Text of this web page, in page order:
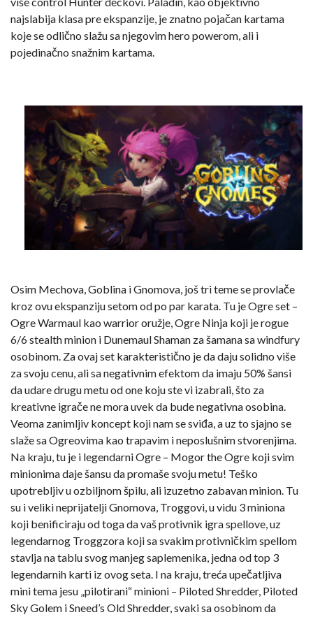
najslabija klasa pre ekspanzije, je znatno pojačan kartama
koje se odlično slažu sa njegovim hero powerom, ali i
pojedinačno snažnim kartama.
Osim Mechova, Goblina i Gnomova, još tri teme se provlače
kroz ovu ekspanziju setom od po par karata. Tu je Ogre set –
Ogre Warmaul kao warrior oružje, Ogre Ninja koji je rogue
6/6 stealth minion i Dunemaul Shaman za šamana sa windfury
osobinom. Za ovaj set karakteristično je da daju solidno više
za svoju cenu, ali sa negativnim efektom da imaju 50% šansi
da udare drugu metu od one koju ste vi izabrali, što za
kreativne igrače ne mora uvek da bude negativna osobina.
Veoma zanimljiv koncept koji nam se sviđa, a uz to sjajno se
slaže sa Ogreovima kao trapavim i neposlušnim stvorenjima.
Na kraju, tu je i legendarni Ogre – Mogor the Ogre koji svim
minionima daje šansu da promaše svoju metu! Teško
upotrebljiv u ozbiljnom špilu, ali izuzetno zabavan minion. Tu
su i veliki neprijatelji Gnomova, Troggovi, u vidu 3 miniona
koji benificiraju od toga da vaš protivnik igra spellove, uz
legendarnog Troggzora koji sa svakim protivničkim spellom
stavlja na tablu svog manjeg saplemenika, jedna od top 3
legendarnih karti iz ovog seta. I na kraju, treća upečatljiva
mini tema jesu „pilotirani“ minioni – Piloted Shredder, Piloted
Sky Golem i Sneed’s Old Shredder, svaki sa osobinom da